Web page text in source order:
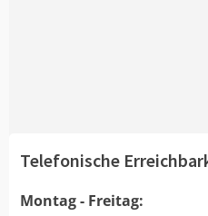
Telefonische
Montag - Freitag: